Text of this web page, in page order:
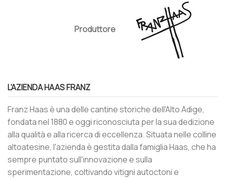
Produttore
L'AZIENDA HAAS FRANZ
Franz Haas è una delle cantine storiche dell'Alto Adige,
fondata nel 1880 e oggi riconosciuta per la sua dedizione
alla qualità e alla ricerca di eccellenza. Situata nelle colline
altoatesine, l'azienda è gestita dalla famiglia Haas, che ha
sempre puntato sull'innovazione e sulla
sperimentazione, coltivando vitigni autoctoni e